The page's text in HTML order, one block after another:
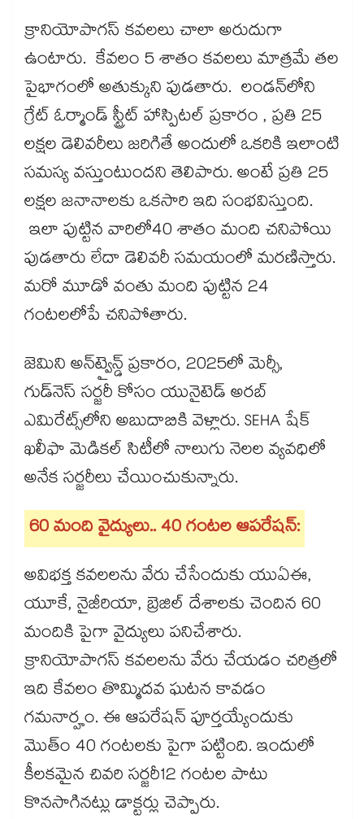
క్రానియోపాగస్ కవలలు చాలా అరుదుగా
ఉంటారు. కేవలం 5 శాతం కవలలు మాత్రమే తల
పైభాగంలో అతుక్కుని పుడతారు. లండన్‌లోని
గ్రేట్ ఓర్మాండ్ స్ట్రీట్ హాస్పిటల్ ప్రకారం , ప్రతి 25
లక్షల డెలివరీలు జరిగితే అందులో ఒకరికి ఇలాంటి
సమస్య వస్తుంటుందని తెలిపారు. అంటే ప్రతి 25
లక్షల జనానాలకు ఒకసారి ఇది సంభవిస్తుంది.
ఇలా పుట్టిన వారిలో40 శాతం మంది చనిపోయి
పుడతారు లేదా డెలివరీ సమయంలో మరణిస్తారు.
మరో మూడో వంతు మంది పుట్టిన 24
గంటలలోపే చనిపోతారు.
జెమిని అన్‌ట్వైన్డ్ ప్రకారం, 2025లో మెర్సీ,
గుడ్‌నెస్ సర్జరీ కోసం యునైటెడ్ అరబ్
ఎమిరేట్స్‌లోని అబుదాబికి వెళ్లారు. SEHA షేక్
ఖలీఫా మెడికల్ సిటీలో నాలుగు నెలల వ్యవధిలో
అనేక సర్జరీలు చేయించుకున్నారు.
60 మంది వైద్యులు.. 40 గంటల ఆపరేషన్:
అవిభక్త కవలలను వేరు చేసేందుకు యుఏఈ,
యూకే, నైజీరియా, బ్రెజిల్‌ దేశాలకు చెందిన 60
మందికి పైగా వైద్యులు పనిచేశారు.
క్రానియోపాగస్ కవలలను వేరు చేయడం చరిత్రలో
ఇది కేవలం తొమ్మిదవ ఘటన కావడం
గమనార్హం. ఈ ఆపరేషన్ పూర్తయ్యేందుకు
మొత్ం 40 గంటలకు పైగా పట్టింది. ఇందులో
కీలకమైన చివరి సర్జరీ12 గంటల పాటు
కొనసాగినట్లు డాక్టర్లు చెప్పారు.